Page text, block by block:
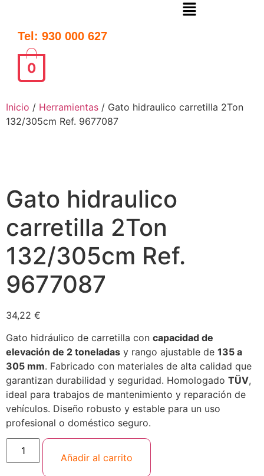
Tel: 930 000 627
0
Inicio / Herramientas / Gato hidraulico carretilla 2Ton
132/305cm Ref. 9677087
Gato hidraulico
carretilla 2Ton
132/305cm Ref.
9677087
34,22 €
Gato hidráulico de carretilla con capacidad de
elevación de 2 toneladas y rango ajustable de 135 a
305 mm. Fabricado con materiales de alta calidad que
garantizan durabilidad y seguridad. Homologado TÜV,
ideal para trabajos de mantenimiento y reparación de
vehículos. Diseño robusto y estable para un uso
profesional o doméstico seguro.
Añadir al carrito